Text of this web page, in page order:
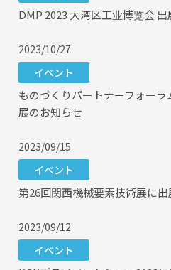
DMP 2023 大湾区工业博览会
2023/10/27
イベント
ものづくりパートナーフォーラ
展のお知らせ
2023/09/15
イベント
第26回関西機械要素技術展に
2023/09/12
イベント